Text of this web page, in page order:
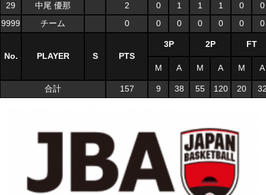
29 中尾 優那 2 0 1 1 1 0
0
9999
チーム 0 0 0 0 0 0 0
No. PLAYER S PTS
3P 2P FT
M A M A M A
合計 157 9 38 55 120 20